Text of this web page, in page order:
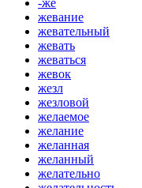
жевание
жевательный
жевать
жеваться
жевок
жезл
жезловой
желаемое
желание
желанная
желанный
желательно